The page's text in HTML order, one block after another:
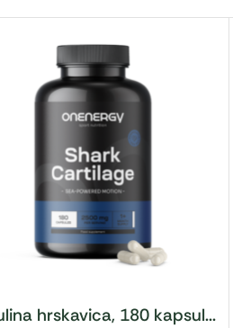
hrskavica, 180 kapsul...